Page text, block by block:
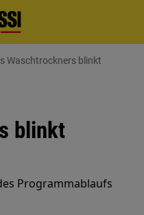
Waschtrockners blinkt
blinkt
Programmablaufs